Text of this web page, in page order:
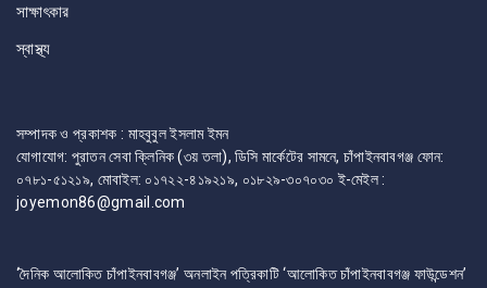
সাক্ষাৎকার
স্বাস্থ্য
সম্পাদক ও প্রকাশক : মাহবুবুল ইসলাম ইমন
যোগাযোগ: পুরাতন সেবা ক্লিনিক (৩য় তলা), ডিসি মার্কেটের সামনে, চাঁপাইনবাবগঞ্জ ফোন:
০৭৮১-৫১২১৯, মোবাইল: ০১৭২২-৪১৯২১৯, ০১৮২৯-৩০৭০৩০ ই-মেইল :
joyemon86@gmail.com
‘দৈনিক আলোকিত চাঁপাইনবাবগঞ্জ’ অনলাইন পত্রিকাটি ‘আলোকিত চাঁপাইনবাবগঞ্জ ফাউন্ডেশন’